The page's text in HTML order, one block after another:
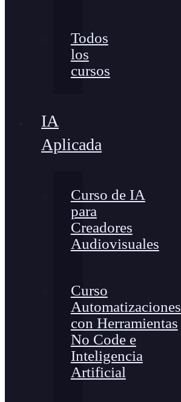
Todos
los
cursos
IA
Aplicada
Curso de IA
para
Creadores
Audiovisuales
Curso
Automatizaciones
con Herramientas
No Code e
Inteligencia
Artificial